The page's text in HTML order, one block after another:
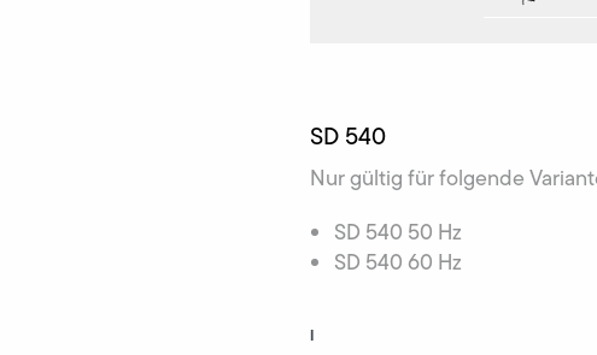
SD 540
Nur gültig für folgende
SD 540 50 Hz
SD 540 60 Hz
l